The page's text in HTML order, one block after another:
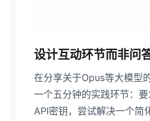
设计互动环节而非问
在分享关于Opus等大模型
一个五分钟的实践环节：
API密钥，尝试解决一个简